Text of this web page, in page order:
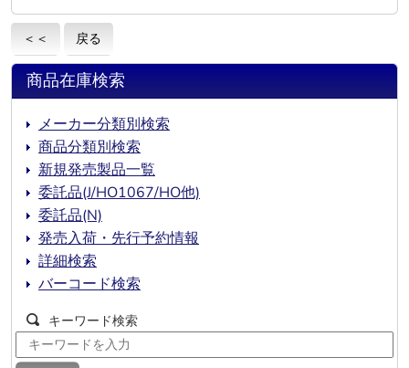
＜＜ 戻る
商品在庫検索
メーカー分類別検索
商品分類別検索
新規発売製品一覧
委託品(J/HO1067/HO他)
委託品(N)
発売入荷・先行予約情報
詳細検索
バーコード検索
キーワード検索